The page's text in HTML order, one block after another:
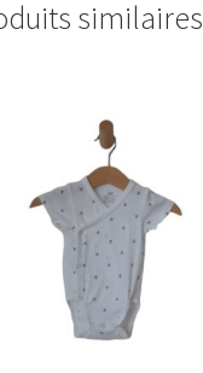
similaires